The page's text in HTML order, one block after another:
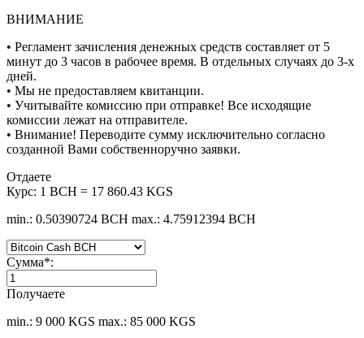
ВНИМАНИЕ
• Регламент зачисления денежных средств составляет от 5
минут до 3 часов в рабочее время. В отдельных случаях до 3-х
дней.
• Мы не предоставляем квитанции.
• Учитывайте комиссию при отправке! Все исходящие
комиссии лежат на отправителе.
• Внимание! Переводите сумму исключительно согласно
созданной Вами собственноручно заявки.
Отдаете
Курс: 1 BCH = 17 860.43 KGS
min.: 0.50390724 BCH max.: 4.75912394 BCH
Сумма*:
Получаете
min.: 9 000 KGS max.: 85 000 KGS